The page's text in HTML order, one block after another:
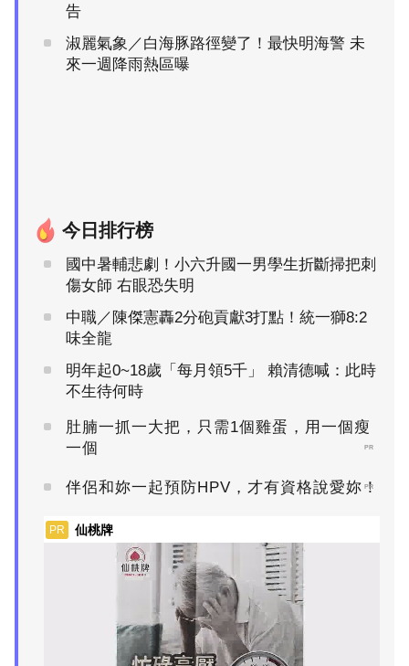
告
淑麗氣象／白海豚路徑變了！最快明海警 未
來一週降雨熱區曝
今日排行榜
國中暑輔悲劇！小六升國一男學生折斷掃把刺
傷女師 右眼恐失明
中職／陳傑憲轟2分砲貢獻3打點！統一獅8:2
味全龍
明年起0~18歲「每月領5千」 賴清德喊：此時
不生待何時
肚腩一抓一大把，只需1個雞蛋，用一個瘦
一個
PR
伴侶和妳一起預防HPV，才有資格說愛妳！
PR
PR 仙桃牌